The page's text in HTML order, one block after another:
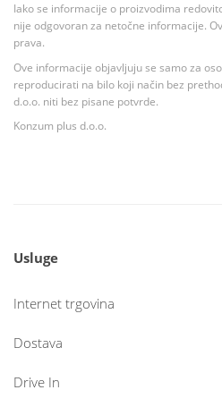
Iako se informacije o proizvodima
nije odgovoran za netočne informacije.
prava.
Ove informacije objavljuju se samo za
reproducirati na bilo koji način bez
d.o.o. niti bez pisane potvrde.
Konzum plus d.o.o.
Usluge
Internet trgovina
Dostava
Drive In